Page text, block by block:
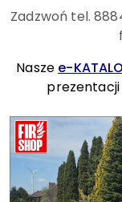
Zadzwoń tel.
Nasze e-